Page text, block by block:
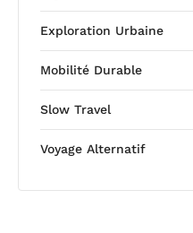
Exploration Urbaine
Mobilité Durable
Slow Travel
Voyage Alternatif